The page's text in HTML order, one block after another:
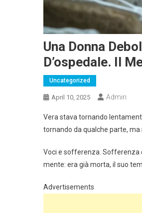
Una Donna
D’ospedale. Il
Uncategorized
April 10, 2025 Admin
Vera stava tornando
tornando da qualche parte,
Voci e sofferenza. Sofferenza
mente: era già morta, il suo
Advertisements